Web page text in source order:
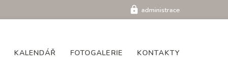
lock administrace
KALENDÁŘ FOTOGALERIE KONTAKTY